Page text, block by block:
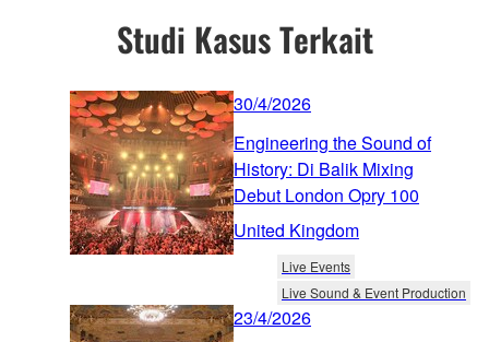
Studi Kasus Terkait
30/4/2026
Engineering the Sound of
History: Di Balik Mixing
Debut London Opry 100
United Kingdom
Live Events
Live Sound & Event Production
23/4/2026